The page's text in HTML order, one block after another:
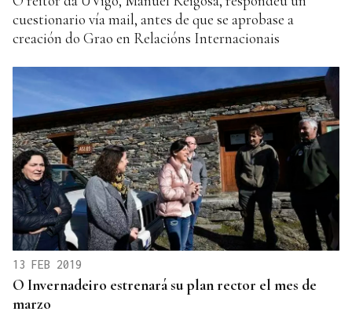
cuestionario vía mail, antes de que se aprobase a
creación do Grao en Relacións Internacionais
13 FEB 2019
O Invernadeiro estrenará su plan rector el mes de
marzo